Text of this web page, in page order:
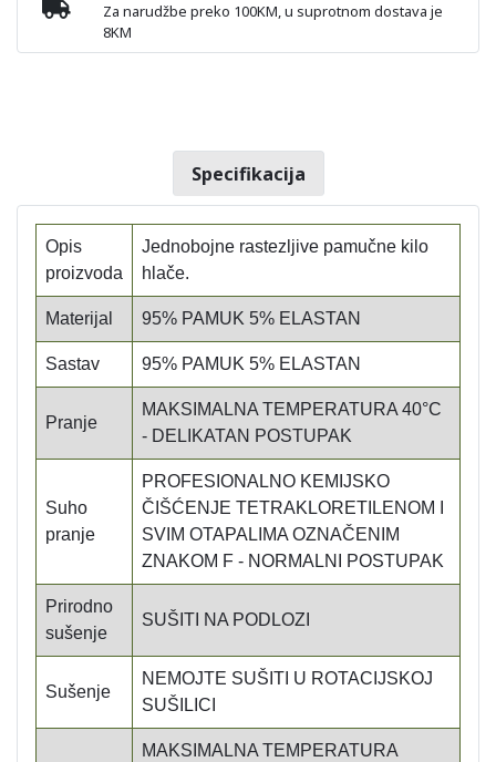
Za narudžbe preko 100KM, u suprotnom dostava je
8KM
Specifikacija
Opis
proizvoda
Jednobojne rastezljive pamučne kilo
hlače.
Materijal 95% PAMUK 5% ELASTAN
Sastav 95% PAMUK 5% ELASTAN
Pranje
MAKSIMALNA TEMPERATURA 40°C
- DELIKATAN POSTUPAK
Suho
pranje
PROFESIONALNO KEMIJSKO
ČIŠĆENJE TETRAKLORETILENOM I
SVIM OTAPALIMA OZNAČENIM
ZNAKOM F - NORMALNI POSTUPAK
Prirodno
sušenje
SUŠITI NA PODLOZI
Sušenje
NEMOJTE SUŠITI U ROTACIJSKOJ
SUŠILICI
MAKSIMALNA TEMPERATURA